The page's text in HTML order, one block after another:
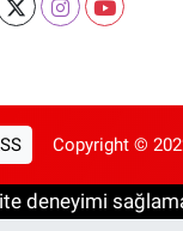
Copyright ©
deneyimi